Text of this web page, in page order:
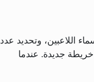
اللاعبين، وتحديد عدد
جديدة. عندما